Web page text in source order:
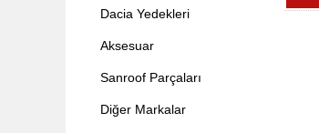
Dacia Yedekleri
Aksesuar
Sanroof Parçaları
Diğer Markalar